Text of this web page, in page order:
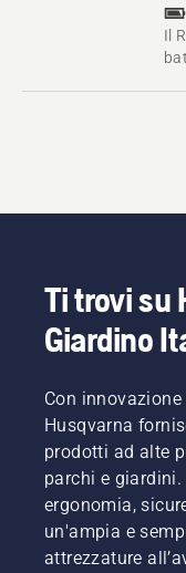
Il
Ti trovi su
Giardino
Con
Husqvarna
prodotti ad alte
parchi e
ergonomia,
un'ampia e
attrezzature